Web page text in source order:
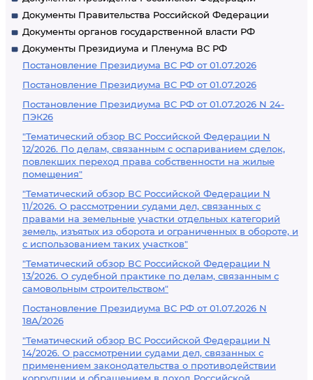
Документы Правительства Российской Федерации
Документы органов государственной власти РФ
Документы Президиума и Пленума ВС РФ
Постановление Президиума ВС РФ от 01.07.2026
Постановление Президиума ВС РФ от 01.07.2026
Постановление Президиума ВС РФ от 01.07.2026 N 24-
ПЭК26
"Тематический обзор ВС Российской Федерации N
12/2026. По делам, связанным с оспариванием сделок,
повлекших переход права собственности на жилые
помещения"
"Тематический обзор ВС Российской Федерации N
11/2026. О рассмотрении судами дел, связанных с
правами на земельные участки отдельных категорий
земель, изъятых из оборота и ограниченных в обороте, и
с использованием таких участков"
"Тематический обзор ВС Российской Федерации N
13/2026. О судебной практике по делам, связанным с
самовольным строительством"
Постановление Президиума ВС РФ от 01.07.2026 N
18А/2026
"Тематический обзор ВС Российской Федерации N
14/2026. О рассмотрении судами дел, связанных с
применением законодательства о противодействии